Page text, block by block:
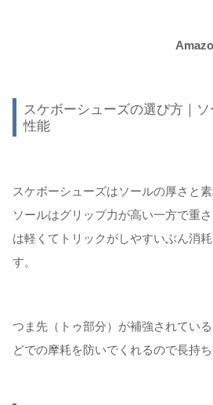
スケボーシューズの選び方｜
性能
スケボーシューズはソールの厚さと
ソールはグリップ力が高い一方で重
は軽くてトリックがしやすいぶん消
す。
つま先（トゥ部分）が補強されてい
どでの摩耗を防いでくれるので長持ち